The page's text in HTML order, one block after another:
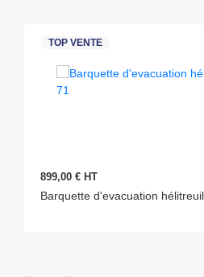
TOP VENTE
899,00 € HT
Barquette d'evacuation